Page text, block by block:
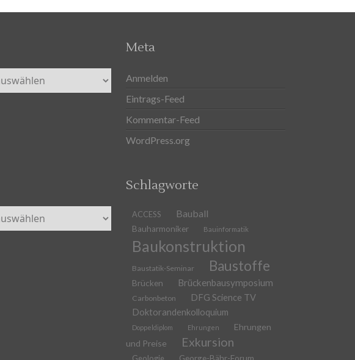
Meta
Anmelden
Eintrags-Feed
Kommentar-Feed
WordPress.org
Schlagworte
ACCESS Bauball
Bauharmoniker Bauinformatik
Baukonstruktion
Baustatik-Seminar Baustoffe
Brücken Brückenbausymposium
Carbonbeton
DFG Science TV
Doktorandenkolloquium
Doppeldiplom Ehrungen
Ehrungen
und Preise
Exkursion
Geologie George-Bähr-Forum